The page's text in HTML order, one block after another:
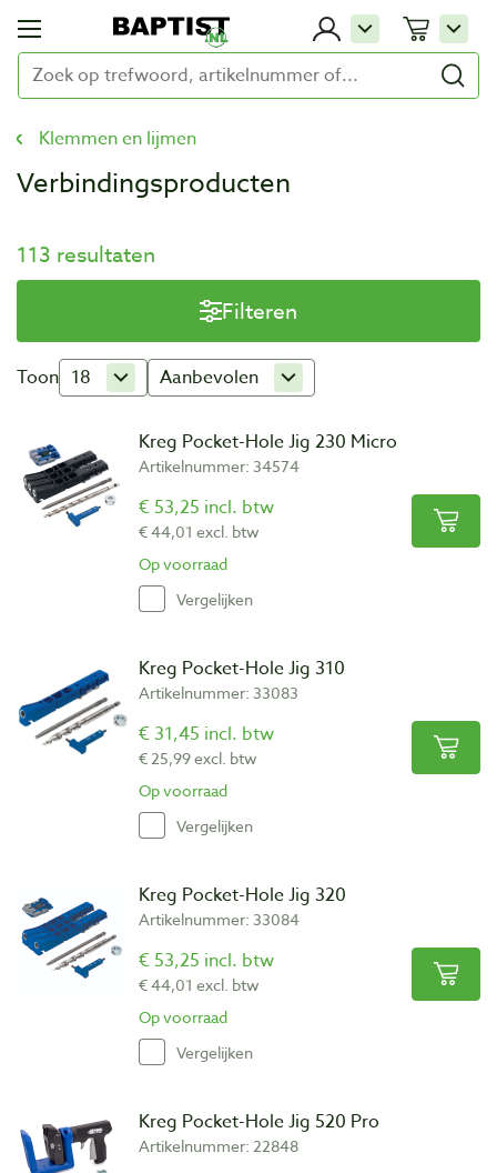
Klemmen en lijmen
Verbindingsproducten
113 resultaten
Filteren
Toon 18 Aanbevolen
Kreg Pocket-Hole Jig 230 Micro
Artikelnummer: 34574
€ 53,25 incl. btw
€ 44,01 excl. btw
Op voorraad
Vergelijken
Kreg Pocket-Hole Jig 310
Artikelnummer: 33083
€ 31,45 incl. btw
€ 25,99 excl. btw
Op voorraad
Vergelijken
Kreg Pocket-Hole Jig 320
Artikelnummer: 33084
€ 53,25 incl. btw
€ 44,01 excl. btw
Op voorraad
Vergelijken
Kreg Pocket-Hole Jig 520 Pro
Artikelnummer: 22848